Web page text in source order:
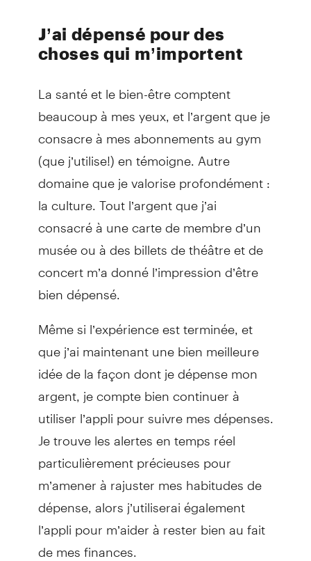
J’ai dépensé pour des
choses qui m’importent
La santé et le bien-être comptent
beaucoup à mes yeux, et l’argent que je
consacre à mes abonnements au gym
(que j’utilise!) en témoigne. Autre
domaine que je valorise profondément :
la culture. Tout l’argent que j’ai
consacré à une carte de membre d’un
musée ou à des billets de théâtre et de
concert m’a donné l’impression d’être
bien dépensé.
Même si l’expérience est terminée, et
que j’ai maintenant une bien meilleure
idée de la façon dont je dépense mon
argent, je compte bien continuer à
utiliser l’appli pour suivre mes dépenses.
Je trouve les alertes en temps réel
particulièrement précieuses pour
m’amener à rajuster mes habitudes de
dépense, alors j’utiliserai également
l’appli pour m’aider à rester bien au fait
de mes finances.